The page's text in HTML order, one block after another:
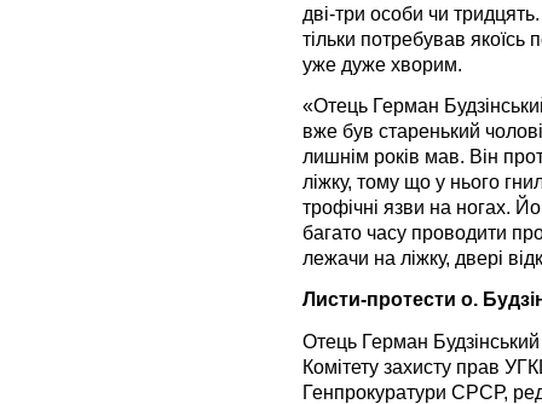
дві-три особи чи
тільки потребував якоїсь
уже дуже хворим.
«Отець Герман
вже був старенький
лишнім років мав. Він
ліжку, тому що у нього
трофічні язви на ногах.
багато часу проводити
лежачи на ліжку, двері
Листи-протести о.
Отець Герман
Комітету захисту прав
Генпрокуратури СРСР,